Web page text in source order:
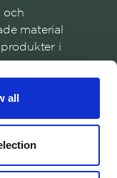
all
och
material
i
Registrera dig
du till vår